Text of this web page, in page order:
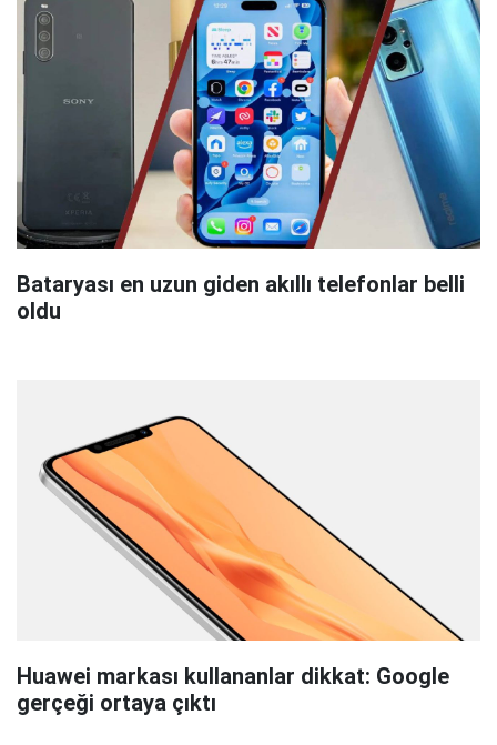
Bataryası en uzun giden akıllı telefonlar belli
oldu
Huawei markası kullananlar dikkat: Google
gerçeği ortaya çıktı